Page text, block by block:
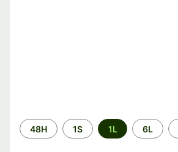
Perioada
48H 1S 1L 6L